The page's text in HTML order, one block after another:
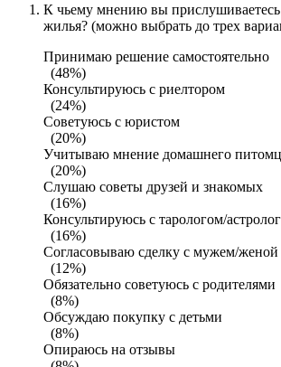
К чьему мнению вы
жилья? (можно выбрать до трех
Принимаю решение самостоятельно
(48%)
Консультируюсь с риелтором
(24%)
Советуюсь с юристом
(20%)
Учитываю мнение домашнего
(20%)
Слушаю советы друзей и знакомых
(16%)
Консультируюсь с тарологом/
(16%)
Согласовываю сделку с мужем/женой
(12%)
Обязательно советуюсь с родителями
(8%)
Обсуждаю покупку с детьми
(8%)
Опираюсь на отзывы